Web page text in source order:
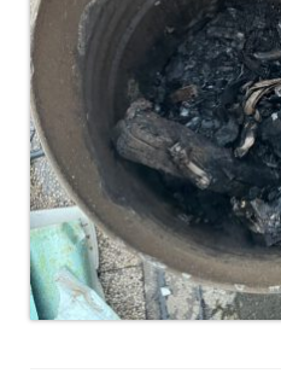
Dienstplan
Katastrophenschutz
GDekonP-Zug
Dienstplan Dekon-
KatS-Zug
Dienstplan KatS-Zug
10 Jahre KatS-Zug